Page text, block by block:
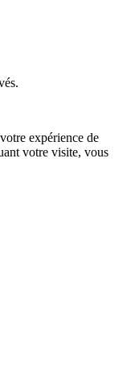
expérience de
votre visite, vous